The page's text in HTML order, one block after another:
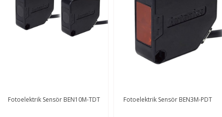
Fotoelektrik Sensör BEN10M-TDT Fotoelektrik Sensör BEN3M-PDT